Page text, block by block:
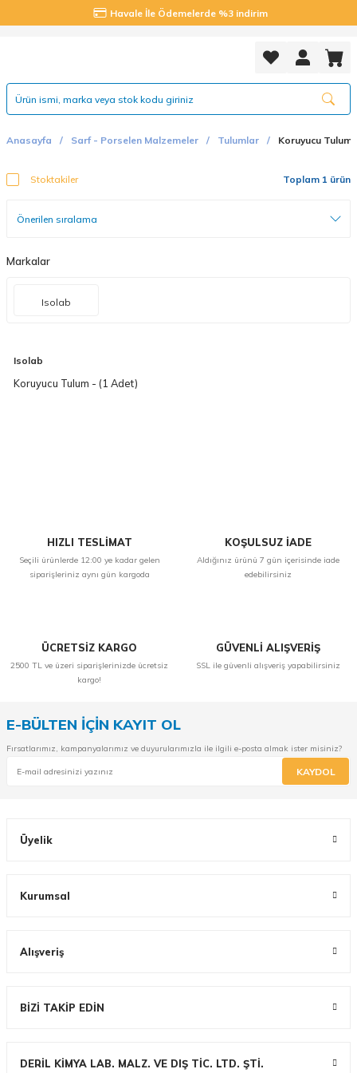
Havale İle Ödemelerde %3 indirim
Anasayfa Sarf - Porselen Malzemeler Tulumlar Koruyucu
Stoktakiler Toplam 1 ürün
Markalar
Isolab
Isolab
Koruyucu Tulum - (1 Adet)
HIZLI TESLİMAT
Seçili ürünlerde 12:00 ye kadar gelen
siparişleriniz aynı gün kargoda
KOŞULSUZ İADE
Aldığınız ürünü 7 gün içerisinde iade
edebilirsiniz
ÜCRETSİZ KARGO
2500 TL ve üzeri siparişlerinizde ücretsiz
kargo!
GÜVENLİ ALIŞVERİŞ
SSL ile güvenli alışveriş yapabilirsiniz
E-BÜLTEN İÇİN KAYIT OL
Fırsatlarımız, kampanyalarımız ve duyurularımızla ile ilgili e-posta almak ister misiniz?
KAYDOL
Üyelik
Kurumsal
Alışveriş
BİZİ TAKİP EDİN
DERİL KİMYA LAB. MALZ. VE DIŞ TİC. LTD. ŞTİ.